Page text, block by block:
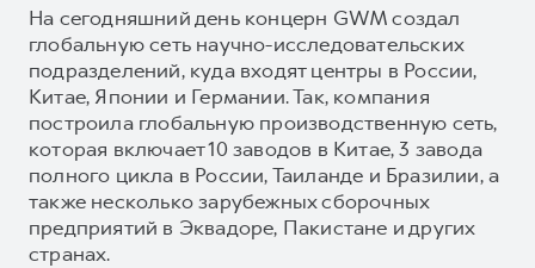
На сегодняшний день концерн GWM создал
глобальную сеть научно-исследовательских
подразделений, куда входят центры в России,
Китае, Японии и Германии. Так, компания
построила глобальную производственную сеть,
которая включает 10 заводов в Китае, 3 завода
полного цикла в России, Таиланде и Бразилии, а
также несколько зарубежных сборочных
предприятий в Эквадоре, Пакистане и других
странах.